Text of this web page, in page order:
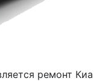
ремонт Киа